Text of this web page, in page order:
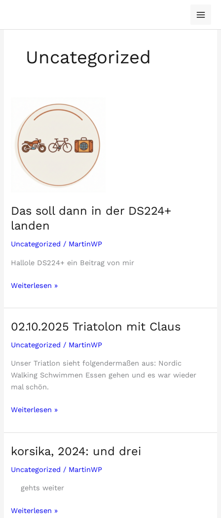
springen
Uncategorized
Das soll dann in der DS224+
landen
Uncategorized / MartinWP
Hallole DS224+ ein Beitrag von mir
Das
dann
der
DS224+
Weiterlesen »
02.10.2025 Triatolon mit Claus
Uncategorized / MartinWP
Unser Triatlon sieht folgendermaßen aus: Nordic
Walking Schwimmen Essen gehen und es war wieder
mal schön.
02.10.2025
mit
Claus
Weiterlesen »
korsika, 2024: und drei
Uncategorized / MartinWP
gehts weiter
korsika,
Weiterlesen »